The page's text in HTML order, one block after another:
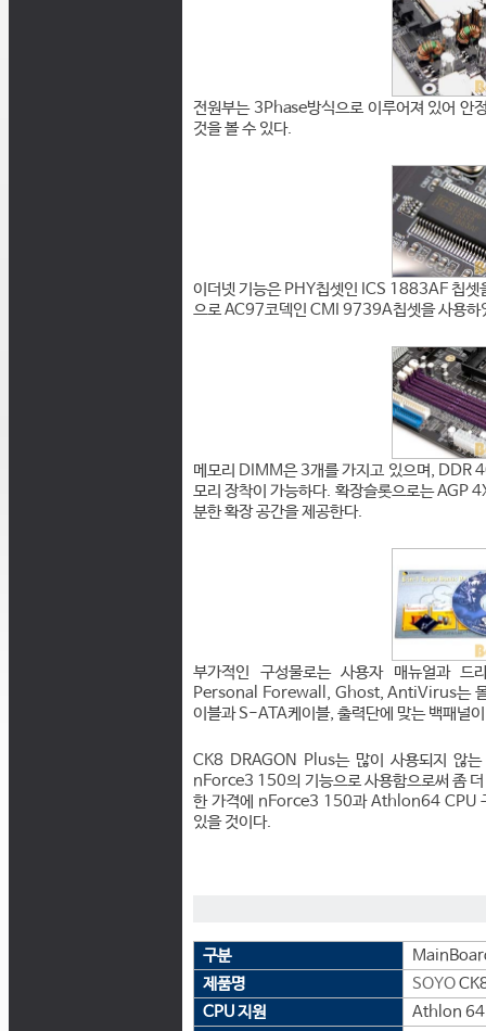
전원부는 3Phase방식으로 이루어져 있어 안
것을 볼 수 있다.
이더넷 기능은 PHY칩셋인 ICS 1883AF 칩
으로 AC97코덱인 CMI 9739A칩셋을 사용하
메모리 DIMM은 3개를 가지고 있으며, DDR
모리 장착이 가능하다. 확장슬롯으로는 AGP
분한 확장 공간을 제공한다.
부가적인 구성물로는 사용자 매뉴얼과
Personal Forewall, Ghost, AntiVirus는 몰
이블과 S-ATA케이블, 출력단에 맞는 백패널
CK8 DRAGON Plus는 많이 사용되지 않
nForce3 150의 기능으로 사용함으로써 좀 더
한 가격에 nForce3 150과 Athlon64 CPU
있을 것이다.
구분
제품명
SOYO
CPU 지원
Athlon 64